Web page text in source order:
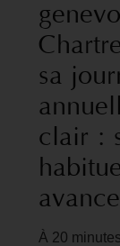
sa
clair :
À 20